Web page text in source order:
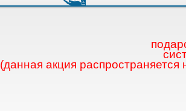
(данная акция